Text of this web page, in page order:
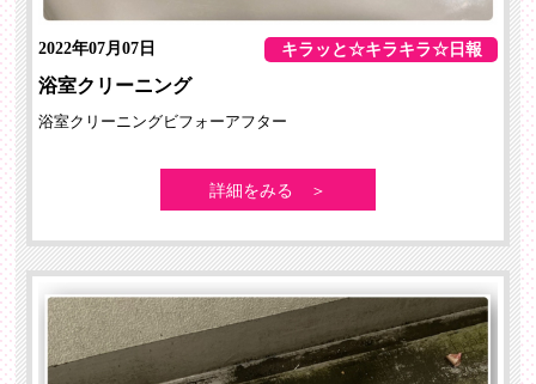
2022年07月07日 キラッと☆キラキラ☆日報
浴室クリーニング
浴室クリーニングビフォーアフター
詳細をみる ＞